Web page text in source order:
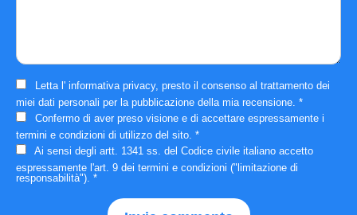
Letta l' informativa privacy, presto il consenso al trattamento dei
miei dati personali per la pubblicazione della mia recensione. *
Confermo di aver preso visione e di accettare espressamente i
termini e condizioni di utilizzo del sito. *
Ai sensi degli artt. 1341 ss. del Codice civile italiano accetto
espressamente l'art. 9 dei termini e condizioni ("limitazione di
responsabilità"). *